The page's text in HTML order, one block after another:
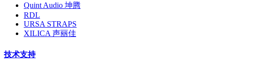
Quint Audio 坤腾
RDL
URSA STRAPS
XILICA 声丽佳
技术支持